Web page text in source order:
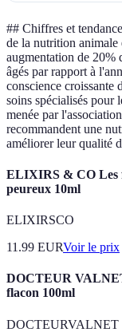
## Chiffres et
de la nutrition animale
augmentation de 20%
âgés par rapport à
conscience croissante
soins spécialisés pour
menée par
recommandent une
améliorer leur qualité
ELIXIRS & CO Les
peureux 10ml
ELIXIRSCO
11.99 EURVoir le prix
DOCTEUR
flacon 100ml
DOCTEURVALNET